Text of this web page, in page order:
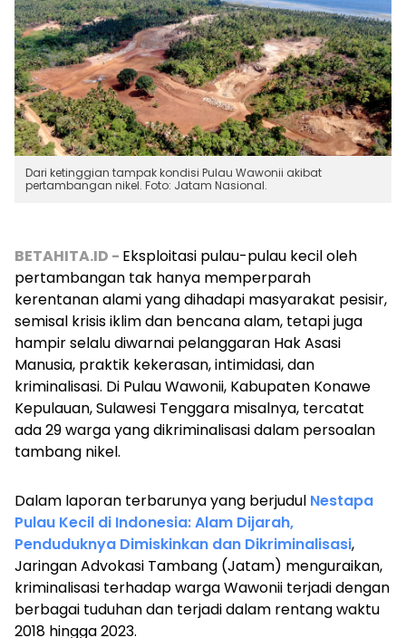
Dari ketinggian tampak kondisi Pulau Wawonii akibat
pertambangan nikel. Foto: Jatam Nasional.
BETAHITA.ID - Eksploitasi pulau-pulau kecil oleh
pertambangan tak hanya memperparah
kerentanan alami yang dihadapi masyarakat pesisir,
semisal krisis iklim dan bencana alam, tetapi juga
hampir selalu diwarnai pelanggaran Hak Asasi
Manusia, praktik kekerasan, intimidasi, dan
kriminalisasi. Di Pulau Wawonii, Kabupaten Konawe
Kepulauan, Sulawesi Tenggara misalnya, tercatat
ada 29 warga yang dikriminalisasi dalam persoalan
tambang nikel.
Dalam laporan terbarunya yang berjudul Nestapa
Pulau Kecil di Indonesia: Alam Dijarah,
Penduduknya Dimiskinkan dan Dikriminalisasi,
Jaringan Advokasi Tambang (Jatam) menguraikan,
kriminalisasi terhadap warga Wawonii terjadi dengan
berbagai tuduhan dan terjadi dalam rentang waktu
2018 hingga 2023.